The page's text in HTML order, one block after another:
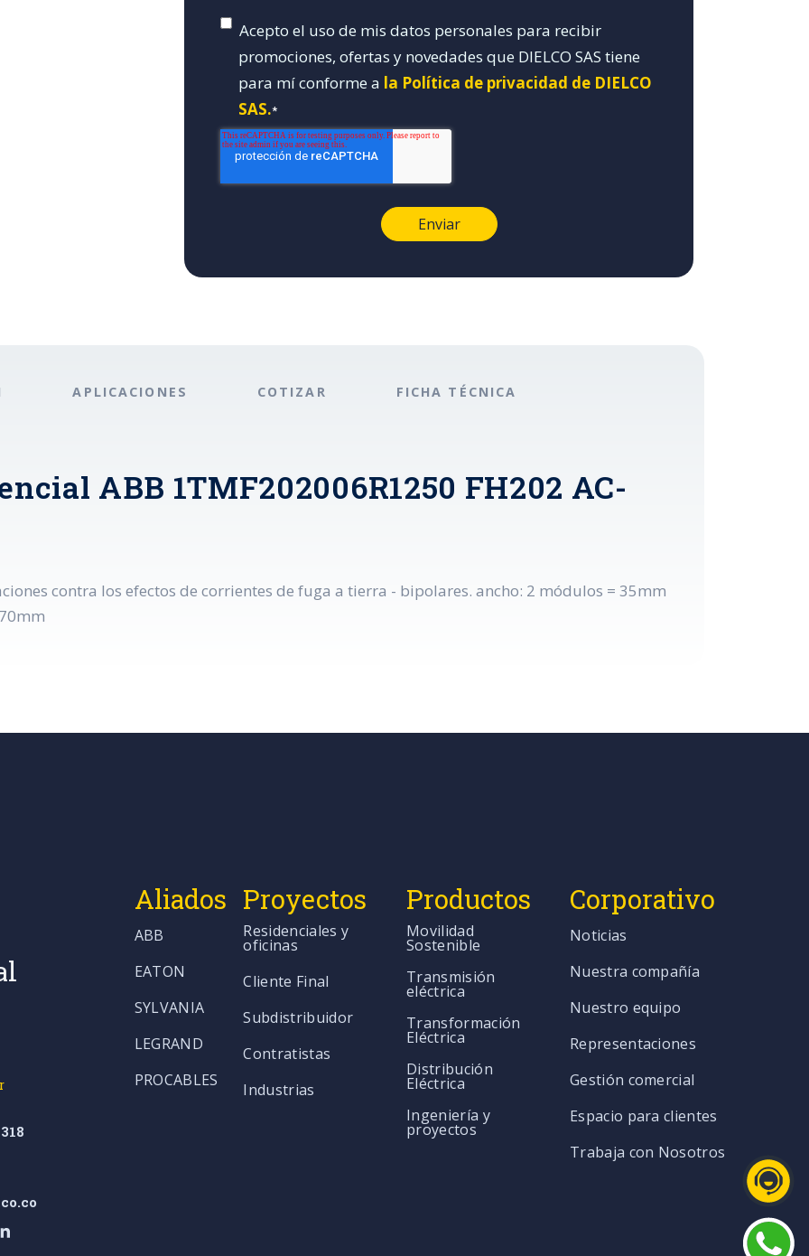
Acepto el uso de mis datos personales para recibir
promociones, ofertas y novedades que DIELCO SAS tiene
para mí conforme a la Política de privacidad de DIELCO
SAS.*
APLICACIONES COTIZAR FICHA TÉCNICA
ABB 1TMF202006R1250 FH202 AC-
contra los efectos de corrientes de fuga a tierra - bipolares. ancho: 2 módulos = 35mm
Aliados
ABB
EATON
SYLVANIA
LEGRAND
PROCABLES
Proyectos
Residenciales y
oficinas
Cliente Final
Subdistribuidor
Contratistas
Industrias
Productos
Movilidad
Sostenible
Transmisión
eléctrica
Transformación
Eléctrica
Distribución
Eléctrica
Ingeniería y
proyectos
Corporativo
Noticias
Nuestra compañía
Nuestro equipo
Representaciones
Gestión comercial
Espacio para clientes
Trabaja con Nosotros